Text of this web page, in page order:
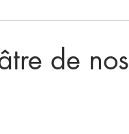
de nos